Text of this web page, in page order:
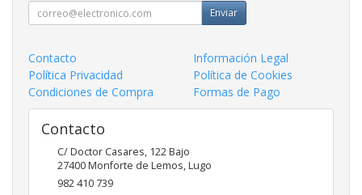
Enviar
Contacto
Información Legal
Política Privacidad
Política de Cookies
Condiciones de Compra
Formas de Pago
Contacto
C/ Doctor Casares, 122 Bajo
27400Monforte de Lemos,Lugo
982 410 739